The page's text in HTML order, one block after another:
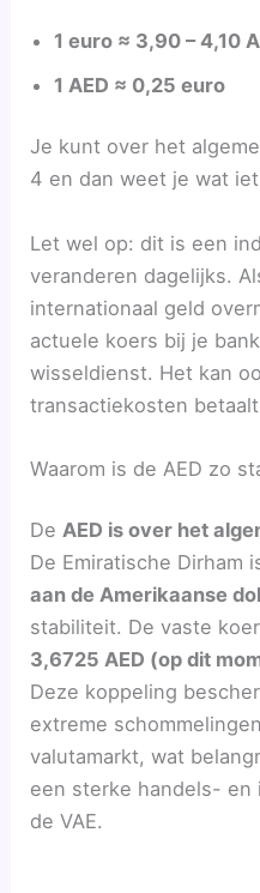
1 euro ≈ 3,90 – 4,10
1 AED ≈ 0,25 euro
Je kunt over het
4 en dan weet je wat
Let wel op: dit is een
veranderen dagelijks.
internationaal geld
actuele koers bij je
wisseldienst. Het kan
transactiekosten
Waarom is de AED zo
DeAED is over het
De Emiratische Dirham
aan de Amerikaanse
stabiliteit. De vaste
3,6725 AED (op dit
Deze koppeling
extreme
valutamarkt, wat
een sterke handels-
de VAE.